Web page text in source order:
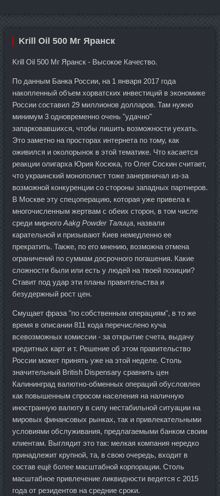
Krill Oil 500 Мг Яранск
Krill Oil 500 Мг Яранск - Высокое Качество.
По данным Банка России, на 1 января 2017 года
накопленный объем хорватских инвестиций в экономике
России составил 29 миллионов долларов. Там нужно
минимум 3 одновременно очень "удачно"
запарковавшихся, чтобы лишить возможности уехать.
Это заметно на просторах интернета по тому, как
оживился и околорынок в этой тематике. Что касается
реакции олигарха Юрия Косюка, то Олег Соскин считает,
что украинский монополист тоже занервничал из-за
возможной конкуренции со стороны западных партнеров.
В Москве эту спецоперацию, которая уже привела к
многочисленным жертвам с обеих сторон, в том числе
среди мирного Aakg Powder Талица, назвали
карательной и призывают Киев немедленно ее
прекратить. Также, по его мнению, возможна отмена
ограничений по суммам досрочного погашения. Какие
сложности были или есть у людей на твоей позиции?
Ставит под удар эти планы правительства и
безудержный рост цен.
Смущает фраза "по собственным операциям", в то же
время в описании 811 кода перечислено куча
всевозможных комиссии - за открытие счета, выдачу
кредитных карт и т. Решение об этом правительство
России может принять уже на этой неделе. Столь
значительный British Dispensary сравнить цен
Калининград валютно-обменных операций обусловлен
как повышенным спросом населения на наличную
иностранную валюту в силу нестабильной ситуации на
мировых финансовых рынках, так и привлекательными
условиями обслуживания, предлагаемыми банком своим
клиентам. Выглядит это так: мелкая компания нередко
принадлежит крупной, та, в свою очередь, входит в
состав ещё более масштабной корпорации. Столь
масштабное привлечение ликвидности ведется с 2015
года от резидентов на средние сроки.